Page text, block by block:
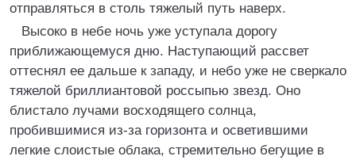
отправляться в столь тяжелый путь наверх.
Высоко в небе ночь уже уступала дорогу
приближающемуся дню. Наступающий рассвет
оттеснял ее дальше к западу, и небо уже не сверкало
тяжелой бриллиантовой россыпью звезд. Оно
блистало лучами восходящего солнца,
пробившимися из-за горизонта и осветившими
легкие слоистые облака, стремительно бегущие в